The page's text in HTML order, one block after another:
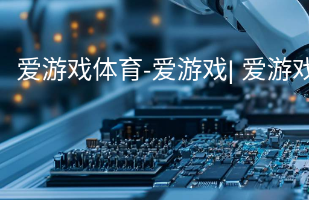
爱游戏体育-爱游戏| 爱游